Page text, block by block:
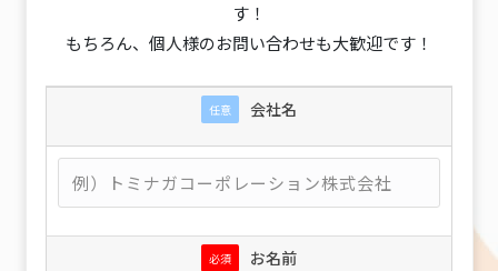
す！
もちろん、個人様のお問い合わせも大歓迎です！
任意 会社名
必須 お名前